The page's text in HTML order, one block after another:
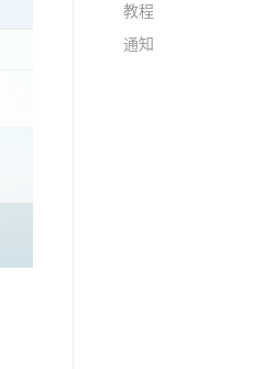
教程
通知